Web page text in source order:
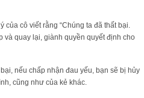
cô viết rằng “Chúng ta đã thất bại.
và quay lại, giành quyền quyết định cho
nếu chấp nhận đau yếu, bạn sẽ bị hủy
cũng như của kẻ khác.